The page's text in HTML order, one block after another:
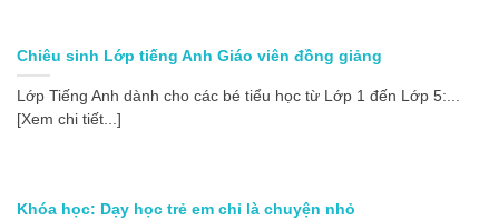
Chiêu sinh Lớp tiếng Anh Giáo viên đồng giảng
Lớp Tiếng Anh dành cho các bé tiểu học từ Lớp 1 đến Lớp 5:...
[Xem chi tiết...]
Khóa học: Dạy học trẻ em chỉ là chuyện nhỏ